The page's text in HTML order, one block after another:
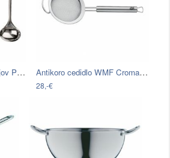
Set kuchynských nástrojov Premier… Antikoro cedidlo WMF Cromargan® Profi…
28,-€